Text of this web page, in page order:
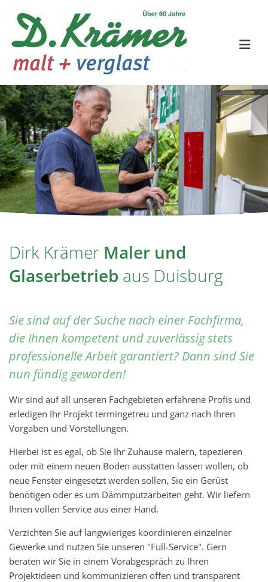
Dirk Krämer Maler und
Glaserbetrieb aus Duisburg
Sie sind auf der Suche nach einer Fachfirma,
die Ihnen kompetent und zuverlässig stets
professionelle Arbeit garantiert? Dann sind Sie
nun fündig geworden!
Wir sind auf all unseren Fachgebieten erfahrene Profis und
erledigen Ihr Projekt termingetreu und ganz nach Ihren
Vorgaben und Vorstellungen.
Hierbei ist es egal, ob Sie Ihr Zuhause malern, tapezieren
oder mit einem neuen Boden ausstatten lassen wollen, ob
neue Fenster eingesetzt werden sollen, Sie ein Gerüst
benötigen oder es um Dämmputzarbeiten geht. Wir liefern
Ihnen vollen Service aus einer Hand.
Verzichten Sie auf langwieriges koordinieren einzelner
Gewerke und nutzen Sie unseren "Full-Service". Gern
beraten wir Sie in einem Vorabgespräch zu Ihren
Projektideen und kommunizieren offen und transparent